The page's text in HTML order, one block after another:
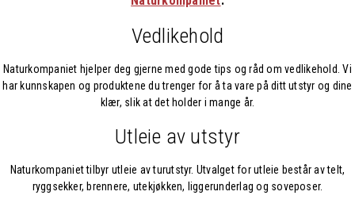
Vedlikehold
Naturkompaniet hjelper deg gjerne med gode tips og råd om vedlikehold. Vi
har kunnskapen og produktene du trenger for å ta vare på ditt utstyr og dine
klær, slik at det holder i mange år.
Utleie av utstyr
Naturkompaniet tilbyr utleie av turutstyr. Utvalget for utleie består av telt,
ryggsekker, brennere, utekjøkken, liggerunderlag og soveposer.